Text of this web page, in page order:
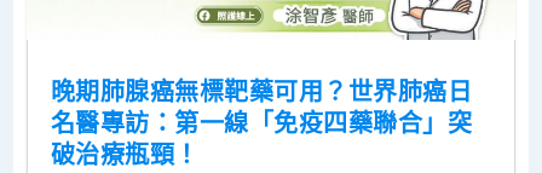
晚期肺腺癌無標靶藥可用？世界肺癌日
名醫專訪：第一線「免疫四藥聯合」突
破治療瓶頸！